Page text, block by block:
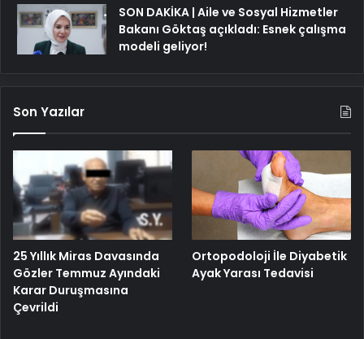
SON DAKİKA | Aile ve Sosyal Hizmetler
Bakanı Göktaş açıkladı: Esnek çalışma
modeli geliyor!
Son Yazılar
25 Yıllık Miras Davasında
Gözler Temmuz Ayındaki
Karar Duruşmasına
Çevrildi
Ortopodoloji İle Diyabetik
Ayak Yarası Tedavisi